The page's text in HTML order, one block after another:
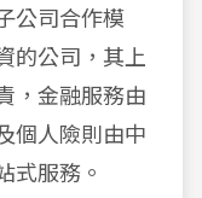
公司合作模
的公司，其上
，金融服務由
個人險則由中
式服務。